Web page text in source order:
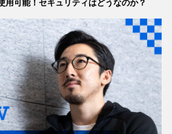
用可能！セキュリティはどうなのか？